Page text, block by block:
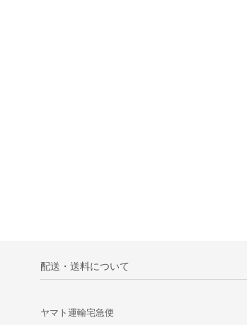
配送・送料について
ヤマト運輸宅急便